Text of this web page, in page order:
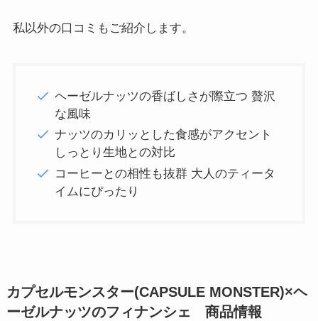
私以外の口コミもご紹介します。
ヘーゼルナッツの香ばしさが際立つ 贅沢
な風味
ナッツのカリッとした食感がアクセント
しっとり生地との対比
コーヒーとの相性も抜群 大人のティータ
イムにぴったり
カプセルモンスター(CAPSULE MONSTER)×ヘ
ーゼルナッツのフィナンシェ 商品情報